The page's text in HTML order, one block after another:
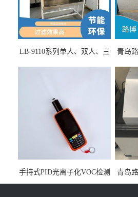
LB-9110系列单人、双人、三
青岛
手持式PID光离子化VOC检测
仪（挥发性有机物设备）
青岛